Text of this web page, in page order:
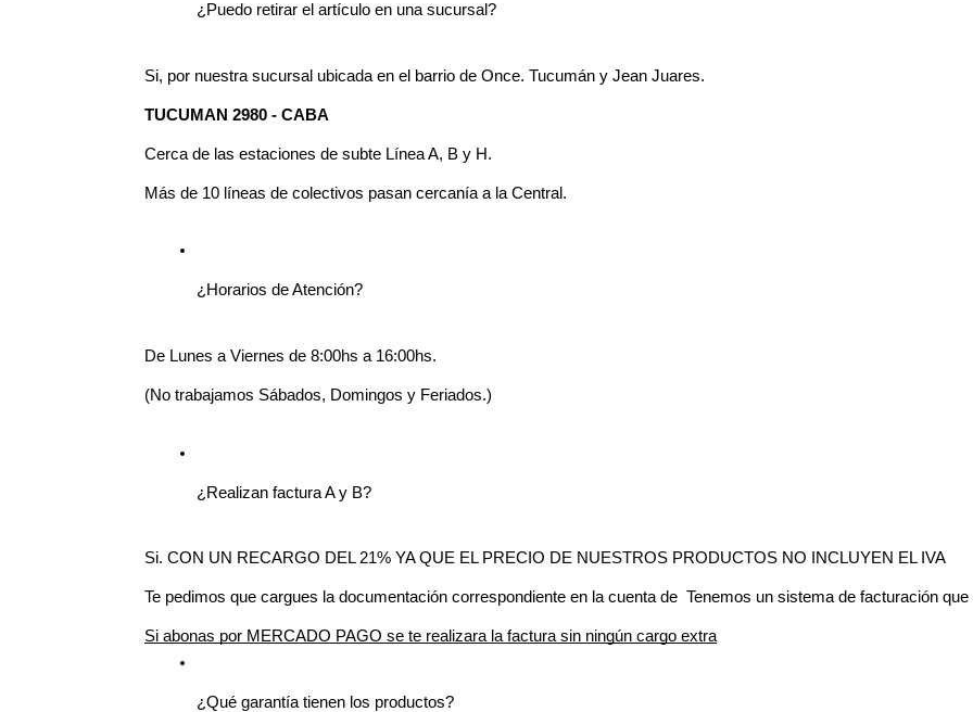
¿Puedo retirar el artículo en una sucursal?
Si, por nuestra sucursal ubicada en el barrio de Once. Tucumán y Jean Juares.
TUCUMAN 2980 - CABA
Cerca de las estaciones de subte Línea A, B y H.
Más de 10 líneas de colectivos pasan cercanía a la Central.
¿Horarios de Atención?
De Lunes a Viernes de 8:00hs a 16:00hs.
(No trabajamos Sábados, Domingos y Feriados.)
¿Realizan factura A y B?
Si. CON UN RECARGO DEL 21% YA QUE EL PRECIO DE NUESTROS PRODUCTOS NO INCLUYEN EL IVA
Te pedimos que cargues la documentación correspondiente en la cuenta de  Tenemos un sistema de facturación
Si abonas por MERCADO PAGO se te realizara la factura sin ningún cargo extra
¿Qué garantía tienen los productos?